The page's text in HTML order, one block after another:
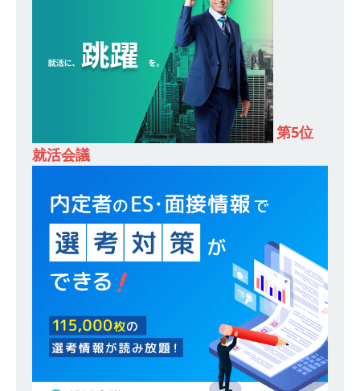
登竜門!! 満足度98％のインターン 】 東京勤務・
転勤なし ｜ 文系IT未経験でもOK ｜ 新卒の3年以
内昇進率91％ ｜ IT社会の今まさに求められてい
るベンチャー企業 ｜ 新卒2年目で1,000万円越え
目指せる!! ｜ データX
体育会積極採用企業
模の重要施設の建設に携わるサブコン ｜ 環境保
全や脱炭素社会の実現にも貢献 ｜ 初任給28万
+各手当 ｜ 年間休日125日 ｜ オーク設備工業
[ 2026年5月13日 ]
【 28卒 ｜ 建築プロセスの一
部を体験できるイベント開催 】香川・大阪勤務
｜ 四国・関東エリアで圧倒的な存在感を誇る総
第5位
就活会議